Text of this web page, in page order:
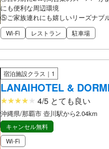
にも便利な周辺環境
⑤ご家族連れにも嬉しいリーズナブ
Wi-Fi レストラン 駐車場
宿泊施設クラス｜1
LANAIHOTEL &
4/5 とても良い
沖縄県/那覇市 壺川駅から2.04km
キャンセル無料
Wi-Fi